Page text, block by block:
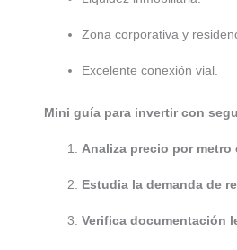
Zona corporativa y
Excelente conexión vial.
Mini guía para invertir con
Analiza precio por metro
Estudia la demanda de
Verifica documentación